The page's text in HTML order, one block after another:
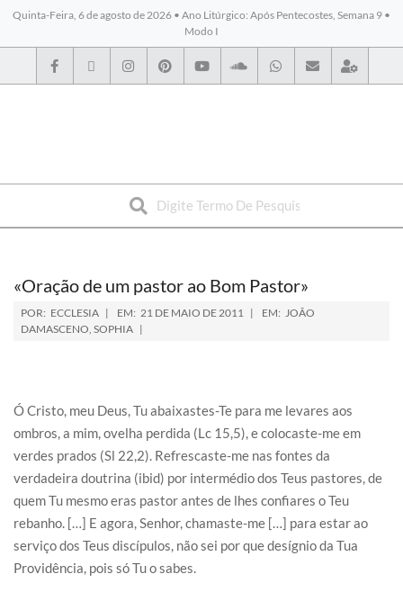
Quinta-Feira, 6 de agosto de 2026 • Ano Litúrgico: Após Pentecostes, Semana 9 •
Modo I
BYBLOS
«Oração de um pastor ao Bom Pastor»
POR: ECCLESIA EM: 21 DE MAIO DE 2011 EM: JOÃO
DAMASCENO, SOPHIA
Ó Cristo, meu Deus, Tu abaixastes-Te para me levares aos
ombros, a mim, ovelha perdida (Lc 15,5), e colocaste-me em
verdes prados (Sl 22,2). Refrescaste-me nas fontes da
verdadeira doutrina (ibid) por intermédio dos Teus pastores, de
quem Tu mesmo eras pastor antes de lhes confiares o Teu
rebanho. […] E agora, Senhor, chamaste-me […] para estar ao
serviço dos Teus discípulos, não sei por que desígnio da Tua
Providência, pois só Tu o sabes.